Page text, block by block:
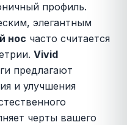
профиль.
элегантным
нос часто считается
Vivid
предлагают
и улучшения
черты вашего